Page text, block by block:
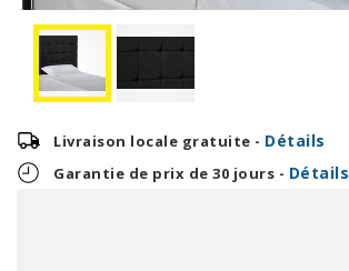
Livraison locale gratuite - Détails
Garantie de prix de 30 jours - Détails